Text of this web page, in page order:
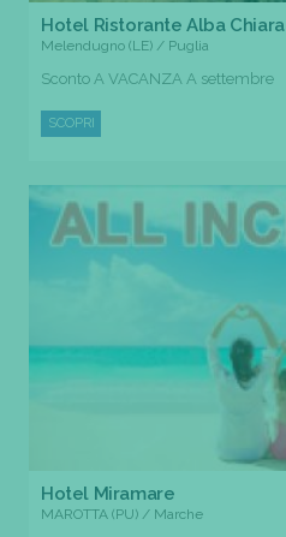
Hotel Ristorante Alba Chiara
Melendugno (LE) / Puglia
Sconto A VACANZA A settembre
SCOPRI
Hotel Miramare
MAROTTA (PU) / Marche